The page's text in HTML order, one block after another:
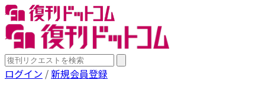
ログイン /新規会員登録